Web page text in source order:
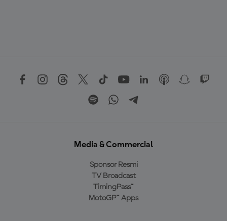
Media & Commercial
Sponsor Resmi
TV Broadcast
TimingPass™
MotoGP™ Apps